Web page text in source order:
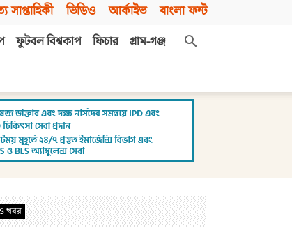
সাপ্তাহিকী ভিডিও আর্কাইভ বাংলা ফন্ট
ফুটবল বিশ্বকাপ ফিচার
গ্রাম-গঞ্জ
খবর